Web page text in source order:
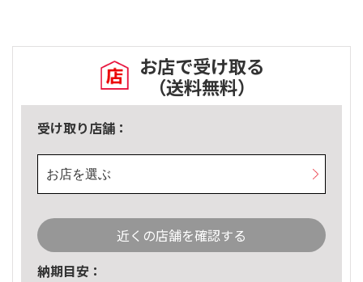
お店で受け取る
（送料無料）
受け取り店舗：
お店を選ぶ
近くの店舗を確認する
納期目安：